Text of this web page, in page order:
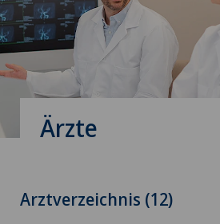
Ärzte
Arztverzeichnis (12)